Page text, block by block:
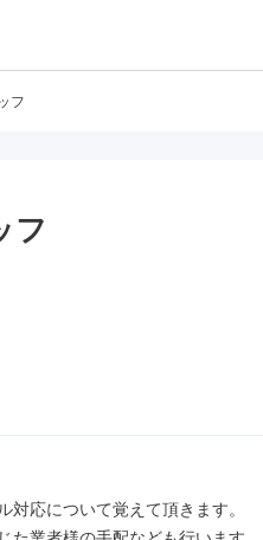
フ
フ
応について覚えて頂きます。